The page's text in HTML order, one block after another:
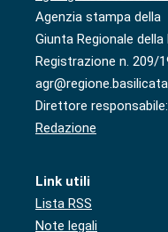
Agenzia stampa della
Giunta Regionale
Registrazione n. 209/
Direttore responsabile:
Redazione
Link utili
Lista RSS
Note legali